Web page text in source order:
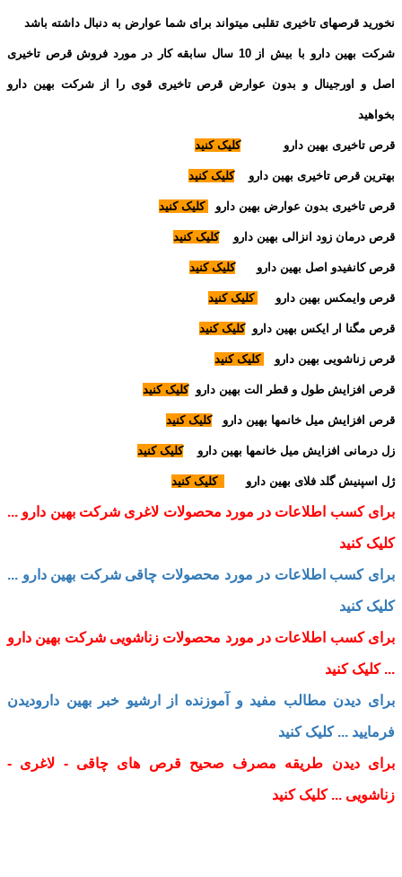
نخورید قرصهای تاخیری تقلبی میتواند برای شما عوارض به دنبال داشته باشد
شرکت بهین دارو با بیش از 10 سال سابقه کار در مورد فروش قرص تاخیری
اصل و اورجینال و بدون عوارض قرص تاخیری قوی را از شرکت بهین دارو
بخواهید
قرص تاخیری بهین داروکلیک کنید
بهترین قرص تاخیری بهین داروکلیک کنید
قرص تاخیری بدون عوارض بهین دارو کلیک کنید
قرص درمان زود انزالی بهین داروکلیک کنید
قرص کانفیدو اصل بهین داروکلیک کنید
قرص وایمکس بهین دارو کلیک کنید
قرص مگنا ار ایکس بهین داروکلیک کنید
قرص زناشویی بهین دارو کلیک کنید
قرص افزایش طول و قطر الت بهین داروکلیک کنید
قرص افزایش میل خانمها بهین داروکلیک کنید
زل درمانی افزایش میل خانمها بهین داروکلیک کنید
ژل اسپنیش گلد فلای بهین دارو کلیک کنید
برای کسب اطلاعات در مورد محصولات لاغری شرکت بهین دارو ...
کلیک کنید
برای کسب اطلاعات در مورد محصولات چاقی شرکت بهین دارو ...
کلیک کنید
برای کسب اطلاعات در مورد محصولات زناشویی شرکت بهین دارو
... کلیک کنید
برای دیدن مطالب مفید و آموزنده از ارشیو خبر بهین دارودیدن
فرمایید ... کلیک کنید
برای دیدن طریقه مصرف صحیح قرص های چاقی - لاغری -
زناشویی ... کلیک کنید